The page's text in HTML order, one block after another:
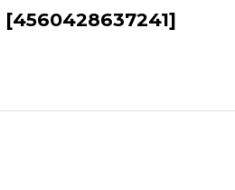
[4560428637241]